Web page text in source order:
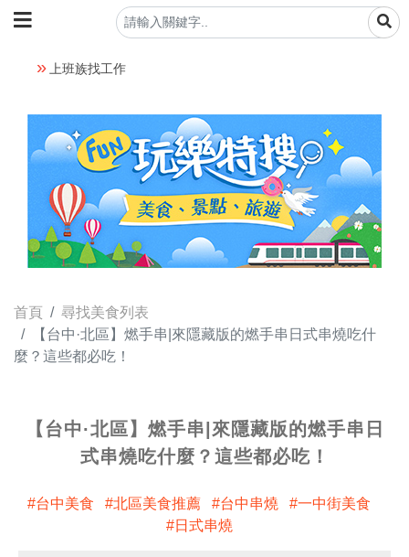
上班族找工作
首頁
尋找美食列表
【台中·北區】燃手串|來隱藏版的燃手串日式串燒吃什
麼？這些都必吃！
【台中·北區】燃手串|來隱藏版的燃手串日
式串燒吃什麼？這些都必吃！
台中美食 北區美食推薦 台中串燒
一中街美食
日式串燒